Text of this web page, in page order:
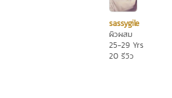
sassygile
ผิวผสม
25-29 Yrs
20 รีวิว